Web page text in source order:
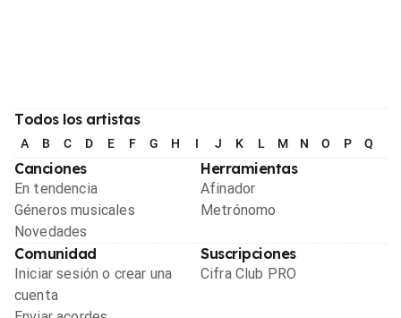
Todos los artistas
A B C D E F G H I J K L M N O P Q
Canciones
En tendencia
Géneros musicales
Novedades
Herramientas
Afinador
Metrónomo
Comunidad
Iniciar sesión o crear una
cuenta
Suscripciones
Cifra Club PRO